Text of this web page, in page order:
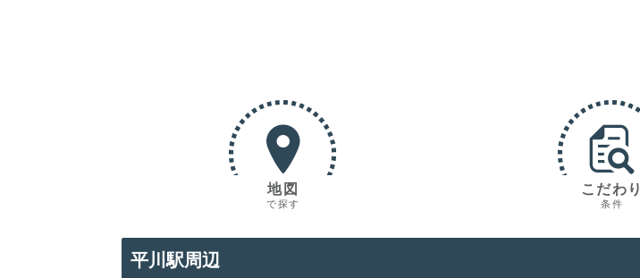
地図
で探す
こだわり
条件
平川駅周辺